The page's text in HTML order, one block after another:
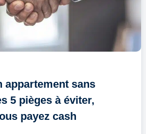
appartement sans
5 pièges à éviter,
payez cash